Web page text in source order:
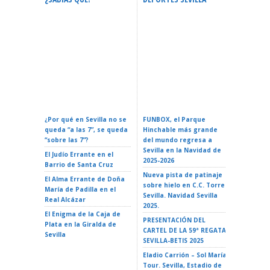
¿Por qué en Sevilla no se
queda “a las 7”, se queda
“sobre las 7”?
El Judío Errante en el
Barrio de Santa Cruz
El Alma Errante de Doña
María de Padilla en el
Real Alcázar
El Enigma de la Caja de
Plata en la Giralda de
Sevilla
FUNBOX, el Parque
Hinchable más grande
del mundo regresa a
Sevilla en la Navidad de
2025-2026
Nueva pista de patinaje
sobre hielo en C.C. Torre
Sevilla. Navidad Sevilla
2025.
PRESENTACIÓN DEL
CARTEL DE LA 59ª REGATA
SEVILLA-BETIS 2025
Eladio Carrión – Sol María
Tour. Sevilla, Estadio de